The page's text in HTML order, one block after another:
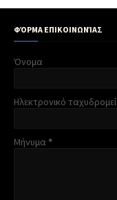
ΦΌΡΜΑ ΕΠΙΚΟΙΝΩΝΊΑΣ
Όνομα
Ηλεκτρονικό
Μήνυμα *